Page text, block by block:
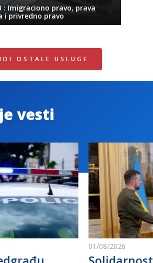
: Imigraciono pravo, prava
i privredno pravo
OSTALE USLUGE
vesti
01/08/2026